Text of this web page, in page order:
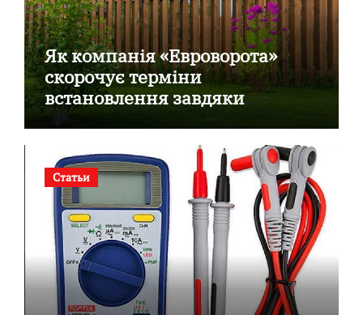
Як компанія «Евроворота»
скорочує терміни
встановлення завдяки
готовим секційним воротам
Статьи